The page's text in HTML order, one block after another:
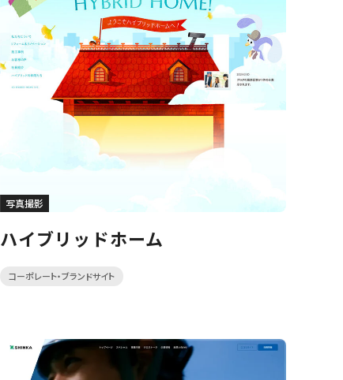
写真撮影
ハイブリッドホーム
コーポレート・ブランドサイト